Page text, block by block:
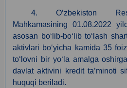
4. Oʻzbekiston
Mahkamasining 01.08.2022
asosan boʻlib-boʻlib toʻlash
aktivlari boʻyicha kamida 35
toʻlovni bir yoʻla amalga
davlat aktivini kredit ta’minoti
huquqi beriladi.